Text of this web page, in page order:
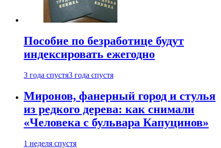
Пособие по безработице будут
индексировать ежегодно
3 года спустя3 года спустя
Миронов, фанерный город и стулья
из редкого дерева: как снимали
«Человека с бульвара Капуцинов»
1 неделя спустя